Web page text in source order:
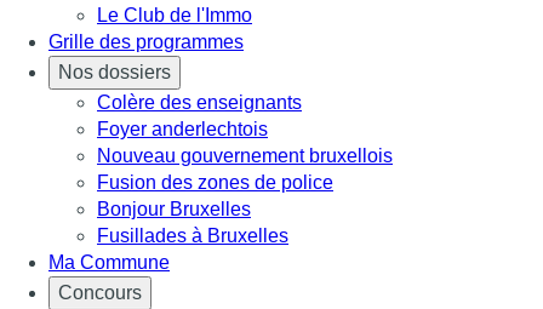
Le Club de l'Immo
Grille des programmes
Nos dossiers
Colère des enseignants
Foyer anderlechtois
Nouveau gouvernement bruxellois
Fusion des zones de police
Bonjour Bruxelles
Fusillades à Bruxelles
Ma Commune
Concours